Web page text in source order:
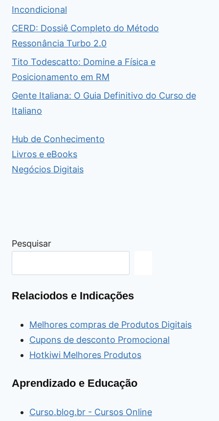
Incondicional
CERD: Dossiê Completo do Método
Ressonância Turbo 2.0
Tito Todescatto: Domine a Física e
Posicionamento em RM
Gente Italiana: O Guia Definitivo do Curso de
Italiano
Hub de Conhecimento
Livros e eBooks
Negócios Digitais
Pesquisar
Relaciodos e Indicações
Melhores compras de Produtos Digitais
Cupons de desconto Promocional
Hotkiwi Melhores Produtos
Aprendizado e Educação
Curso.blog.br - Cursos Online